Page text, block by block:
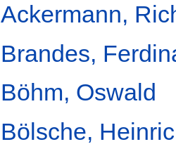
Ackermann,
Brandes,
Böhm, Oswald
Bölsche,